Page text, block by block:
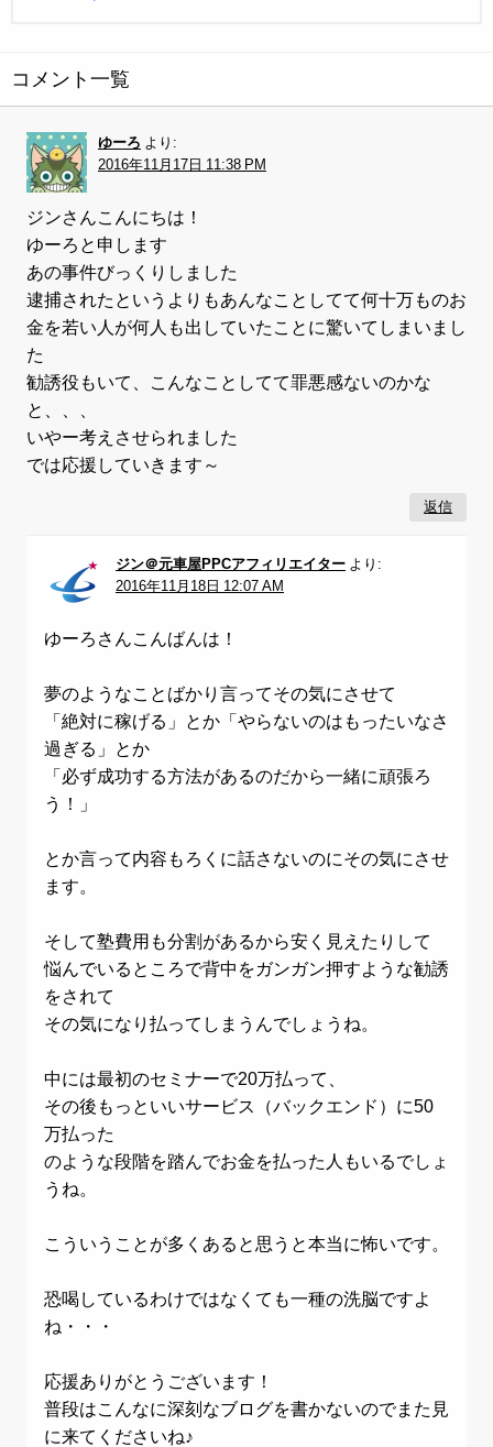
コメント一覧
ゆーろ より:
2016年11月17日 11:38 PM
ジンさんこんにちは！
ゆーろと申します
あの事件びっくりしました
逮捕されたというよりもあんなことしてて何十万ものお
金を若い人が何人も出していたことに驚いてしまいまし
た
勧誘役もいて、こんなことしてて罪悪感ないのかな
と、、、
いやー考えさせられました
では応援していきます～
返信
ジン＠元車屋PPCアフィリエイター より:
2016年11月18日 12:07 AM
ゆーろさんこんばんは！
夢のようなことばかり言ってその気にさせて
「絶対に稼げる」とか「やらないのはもったいなさ
過ぎる」とか
「必ず成功する方法があるのだから一緒に頑張ろ
う！」
とか言って内容もろくに話さないのにその気にさせ
ます。
そして塾費用も分割があるから安く見えたりして
悩んでいるところで背中をガンガン押すような勧誘
をされて
その気になり払ってしまうんでしょうね。
中には最初のセミナーで20万払って、
その後もっといいサービス（バックエンド）に50
万払った
のような段階を踏んでお金を払った人もいるでしょ
うね。
こういうことが多くあると思うと本当に怖いです。
恐喝しているわけではなくても一種の洗脳ですよ
ね・・・
応援ありがとうございます！
普段はこんなに深刻なブログを書かないのでまた見
に来てくださいね♪